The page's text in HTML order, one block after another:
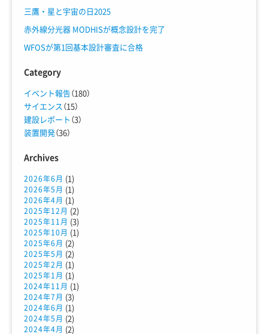
三鷹・星と宇宙の日2025
赤外線分光器 MODHISが概念設計を完了
WFOSが第1回基本設計審査に合格
Category
イベント報告（180）
サイエンス （15）
建設レポート （3）
装置開発（36）
Archives
2026年6月 (1)
2026年5月 (1)
2026年4月 (1)
2025年12月 (2)
2025年11月 (3)
2025年10月 (1)
2025年6月 (2)
2025年5月 (2)
2025年2月 (1)
2025年1月 (1)
2024年11月 (1)
2024年7月 (3)
2024年6月 (1)
2024年5月 (2)
2024年4月 (2)